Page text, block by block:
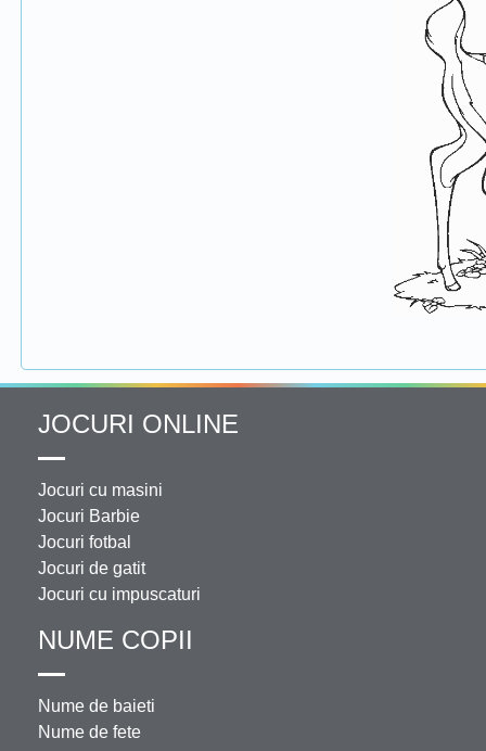
JOCURI ONLINE
Jocuri cu masini
Jocuri Barbie
Jocuri fotbal
Jocuri de gatit
Jocuri cu impuscaturi
NUME COPII
Nume de baieti
Nume de fete